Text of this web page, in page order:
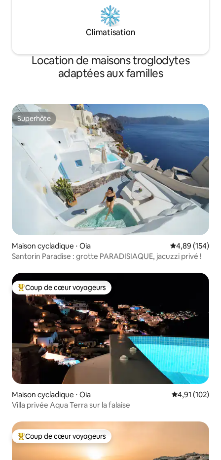
Climatisation
Location de maisons troglodytes
adaptées aux familles
Superhôte
Superhôte
Maison cycladique ⋅ Oia Évaluation
4,89 (154)
Santorin Paradise : grotte PARADISIAQUE, jacuzzi privé !
Coups de cœur voyageurs les plus appréciés
Coup de cœur voyageurs
Maison cycladique ⋅ Oia Évaluation
4,91 (102)
Villa privée Aqua Terra sur la falaise
Coups de cœur voyageurs les plus appréciés
Coup de cœur voyageurs